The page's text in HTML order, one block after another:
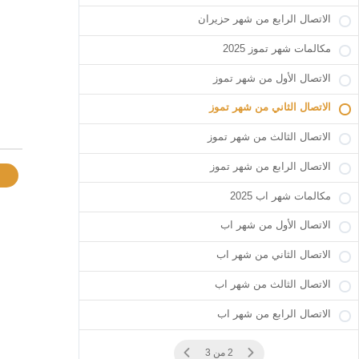
الاتصال الرابع من شهر حزيران
مكالمات شهر تموز 2025
الاتصال الأول من شهر تموز
الاتصال الثاني من شهر تموز
الاتصال الثالث من شهر تموز
الاتصال الرابع من شهر تموز
مكالمات شهر اب 2025
الاتصال الأول من شهر اب
الاتصال الثاني من شهر اب
الاتصال الثالث من شهر اب
الاتصال الرابع من شهر اب
2 من 3